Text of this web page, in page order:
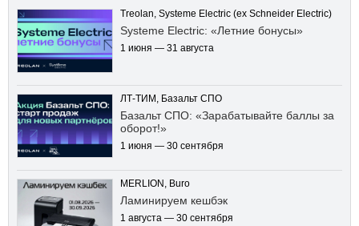
Treolan, Systeme Electric (ex Schneider Electric)
Systeme Electric: «Летние бонусы»
1 июня — 31 августа
ЛТ-ТИМ, Базальт СПО
Базальт СПО: «Зарабатывайте баллы за
оборот!»
1 июня — 30 сентября
MERLION, Buro
Ламинируем кешбэк
1 августа — 30 сентября